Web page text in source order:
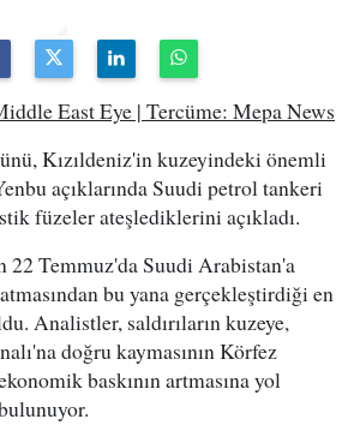
East Eye | Tercüme: Mepa News
Kızıldeniz'in kuzeyindeki önemli
açıklarında Suudi petrol tankeri
füzeler ateşlediklerini açıkladı.
22 Temmuz'da Suudi Arabistan'a
bu yana gerçekleştirdiği en
Analistler, saldırıların kuzeye,
doğru kaymasının Körfez
baskının artmasına yol